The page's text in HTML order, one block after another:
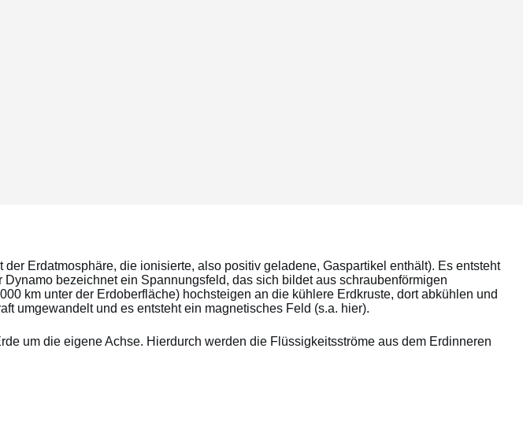
Erdatmosphäre, die ionisierte, also positiv geladene, Gaspartikel enthält). Es entsteht
bezeichnet ein Spannungsfeld, das sich bildet aus schraubenförmigen
km unter der Erdoberfläche) hochsteigen an die kühlere Erdkruste, dort abkühlen und
umgewandelt und es entsteht ein magnetisches Feld (s.a. hier).
um die eigene Achse. Hierdurch werden die Flüssigkeitsströme aus dem Erdinneren